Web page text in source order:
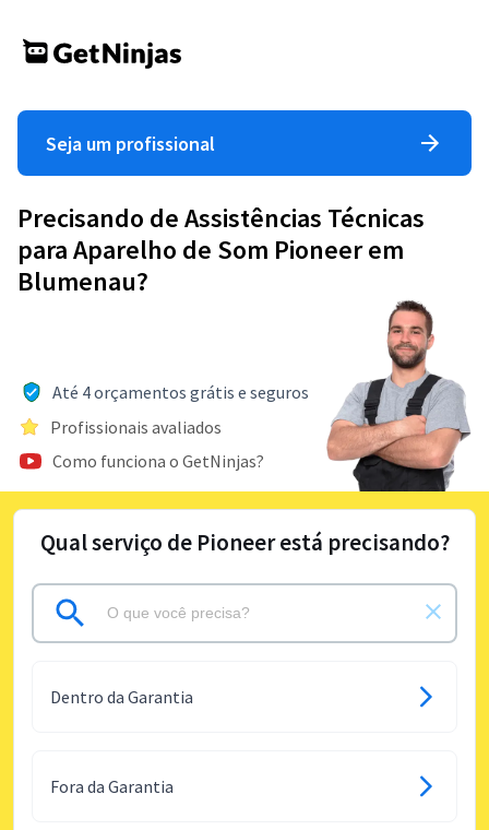
Seja um profissional
Precisando de Assistências Técnicas
para Aparelho de Som Pioneer em
Blumenau?
Até 4 orçamentos grátis e seguros
Profissionais avaliados
Como funciona o GetNinjas?
Qual serviço de Pioneer está precisando?
Dentro da Garantia
Fora da Garantia